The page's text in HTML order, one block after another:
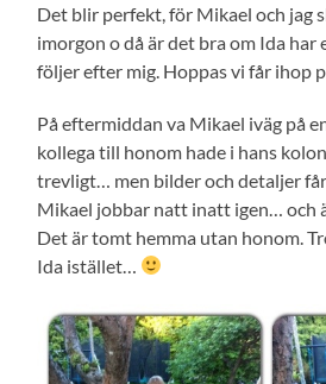
Det blir perfekt, för Mikael och jag
imorgon o då är det bra om Ida har
följer efter mig. Hoppas vi får ihop
På eftermiddan va Mikael iväg på
kollega till honom hade i hans
trevligt… men bilder och detaljer
Mikael jobbar natt inatt igen… och
Det är tomt hemma utan honom.
Ida istället…